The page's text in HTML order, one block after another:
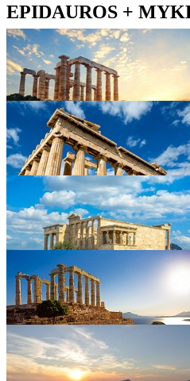
EPIDAUROS +
Poznávací zájezd do Řecka
•••••••••••••••••••